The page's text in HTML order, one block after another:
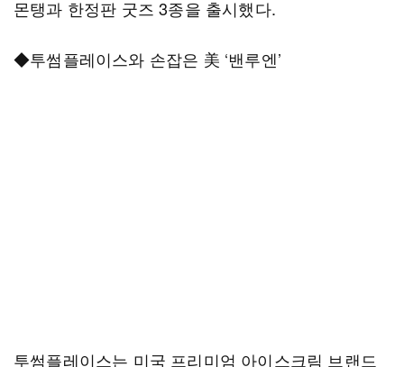
몬탱과 한정판 굿즈 3종을 출시했다.
◆투썸플레이스와 손잡은 美 ‘밴루엔’
투썸플레이스는 미국 프리미엄 아이스크림 브랜드